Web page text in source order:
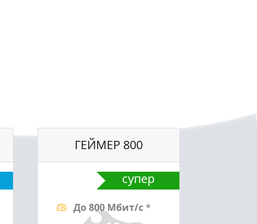
ГЕЙМЕР 800
супер
До 800 Мбит/с*